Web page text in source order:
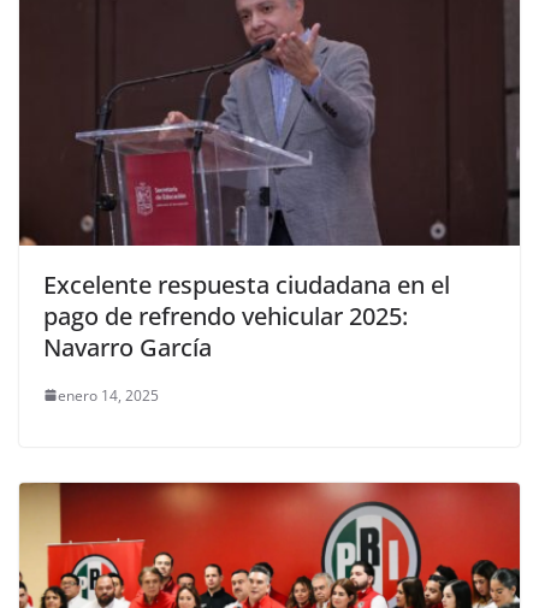
Excelente respuesta ciudadana en el
pago de refrendo vehicular 2025:
Navarro García
enero 14, 2025